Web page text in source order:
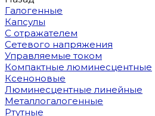
Галогенные
Капсулы
С отражателем
Сетевого напряжения
Управляемые током
Компактные люминесцентные
Ксеноновые
Люминесцентные линейные
Металлогалогенные
Ртутные